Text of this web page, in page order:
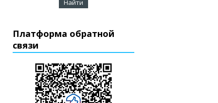
Платформа обратной
связи